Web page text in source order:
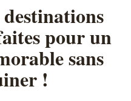
pour un
sans
!